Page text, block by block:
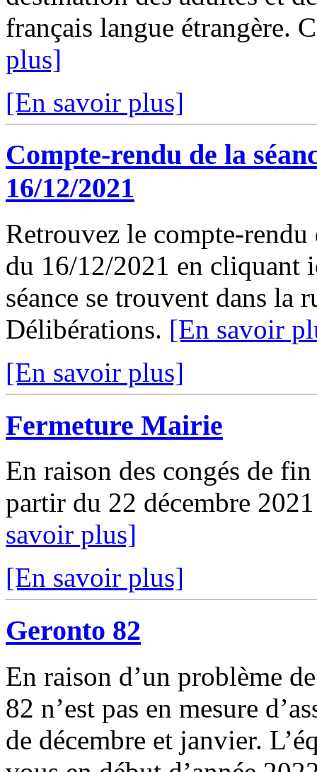
français langue étrangère.
plus]
[En savoir plus]
Compte-rendu de la
16/12/2021
Retrouvez le compte-
du 16/12/2021 en cliquant
séance se trouvent dans
Délibérations. [En savoir
[En savoir plus]
Fermeture Mairie
En raison des congés de
partir du 22 décembre
savoir plus]
[En savoir plus]
Geronto 82
En raison d’un problème
82 n’est pas en mesure
de décembre et janvier.